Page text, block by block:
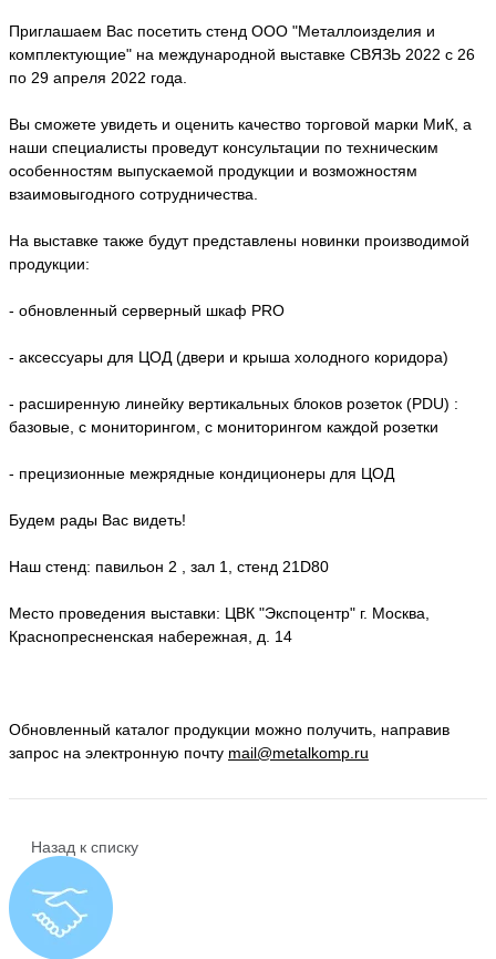
Приглашаем Вас посетить стенд ООО "Металлоизделия и
комплектующие" на международной выставке СВЯЗЬ 2022 с 26
по 29 апреля 2022 года.
Вы сможете увидеть и оценить качество торговой марки МиК, а
наши специалисты проведут консультации по техническим
особенностям выпускаемой продукции и возможностям
взаимовыгодного сотрудничества.
На выставке также будут представлены новинки производимой
продукции:
- обновленный серверный шкаф PRO
- аксессуары для ЦОД (двери и крыша холодного коридора)
- расширенную линейку вертикальных блоков розеток (PDU) :
базовые, с мониторингом, с мониторингом каждой розетки
- прецизионные межрядные кондиционеры для ЦОД
Будем рады Вас видеть!
Наш стенд: павильон 2 , зал 1, стенд 21D80
Место проведения выставки: ЦВК "Экспоцентр" г. Москва,
Краснопресненская набережная, д. 14
Обновленный каталог продукции можно получить, направив
запрос на электронную почту mail@metalkomp.ru
Назад к списку